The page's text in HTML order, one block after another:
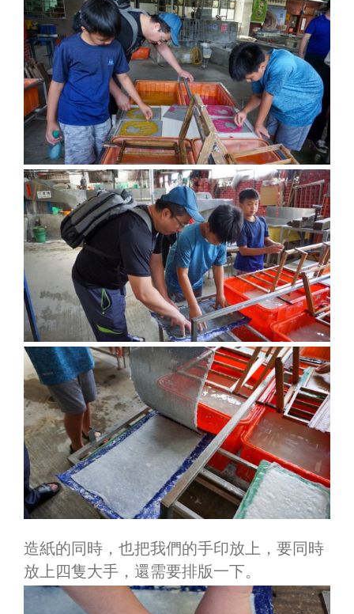
造紙的同時，也把我們的手印放上，要同時
放上四隻大手，還需要排版一下。